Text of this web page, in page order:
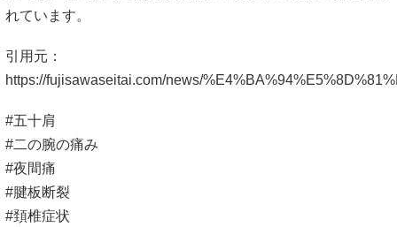
れています。
引用元：
https://fujisawaseitai.com/news/
#五十肩
#二の腕の痛み
#夜間痛
#腱板断裂
#頚椎症状